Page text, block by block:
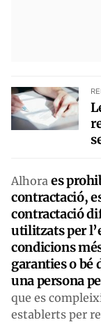
Alhora es
contractació,
contractació
utilitzats per
condicions
garanties o bé
una persona
que es
establerts per